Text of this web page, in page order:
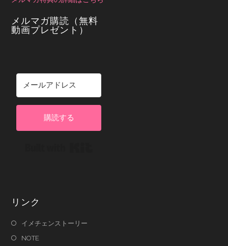
メルマガ購読（無料
動画プレゼント）
購読する
リンク
イメチェンストーリー
NOTE